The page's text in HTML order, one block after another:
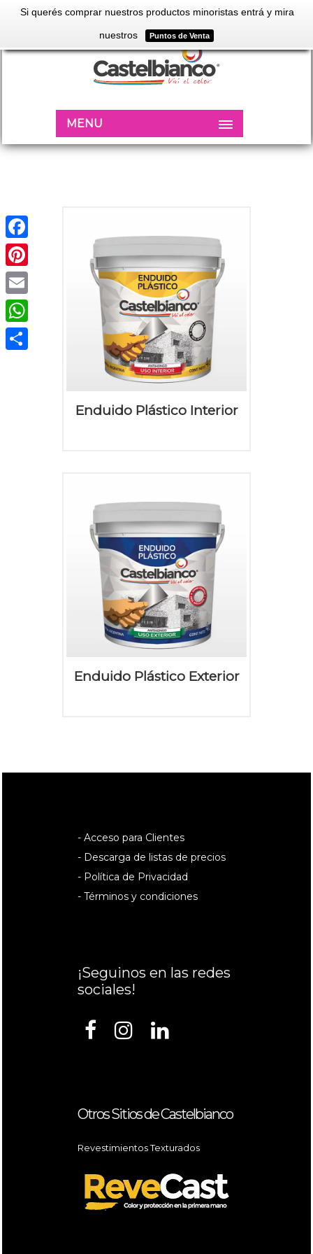
Si querés comprar nuestros productos minoristas entrá y mira
nuestros Puntos de Venta
MENU
Enduido Plástico Interior
Enduido Plástico Exterior
- Acceso para Clientes
- Descarga de listas de precios
- Política de Privacidad
- Términos y condiciones
¡Seguinos en las redes
sociales!
Otros Sitios de Castelbianco
Revestimientos Texturados
Facebook
Pinterest
Email
WhatsApp